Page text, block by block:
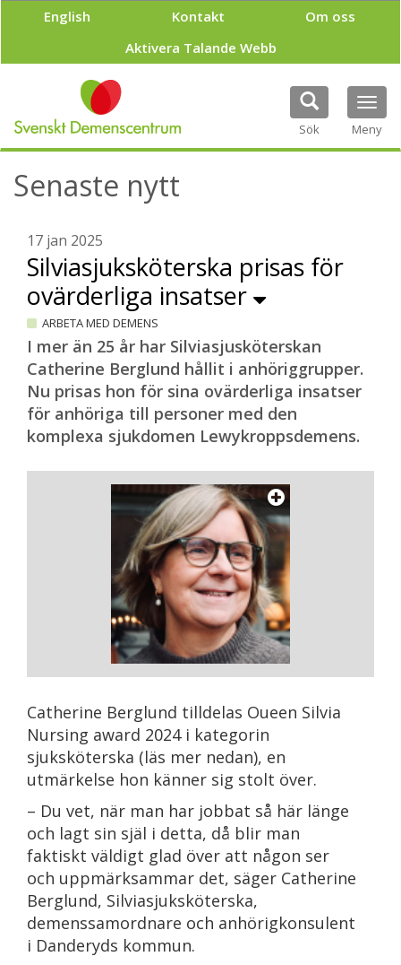
p
l
English Kontakt
Om oss
Aktivera Talande Webb
Sök Meny
Senaste nytt
17 jan 2025
Silviasjuksköterska prisas för
ovärderliga insatser
ARBETA MED DEMENS
I mer än 25 år har Silviasjusköterskan
Catherine Berglund hållit i anhöriggrupper.
Nu prisas hon för sina ovärderliga insatser
för anhöriga till personer med den
komplexa sjukdomen Lewykroppsdemens.
Catherine Berglund tilldelas Oueen Silvia
Nursing award 2024 i kategorin
sjuksköterska (läs mer nedan), en
utmärkelse hon känner sig stolt över.
– Du vet, när man har jobbat så här länge
och lagt sin själ i detta, då blir man
faktiskt väldigt glad över att någon ser
och uppmärksammar det, säger Catherine
Berglund, Silviasjuksköterska,
demenssamordnare och anhörigkonsulent
i Danderyds kommun.